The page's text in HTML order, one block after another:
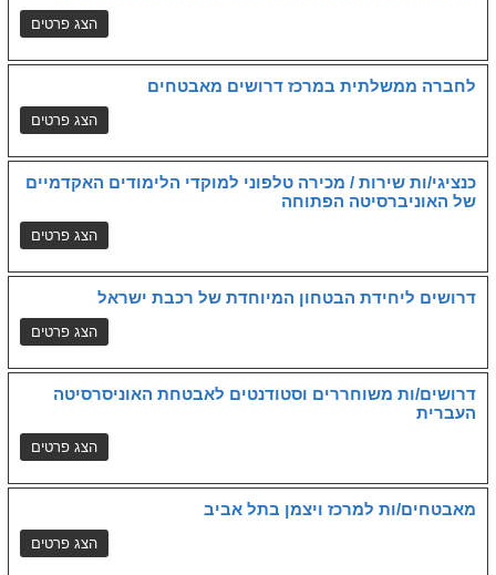
לחברה ממשלתית במרכז דרושים מאבטחים
כנציגי/ות שירות / מכירה טלפוני למוקדי הלימודים האקדמיים
של האוניברסיטה הפתוחה
דרושים ליחידת הבטחון המיוחדת של רכבת ישראל
דרושים/ות משוחררים וסטודנטים לאבטחת האוניסרסיטה
העברית
מאבטחים/ות למרכז ויצמן בתל אביב